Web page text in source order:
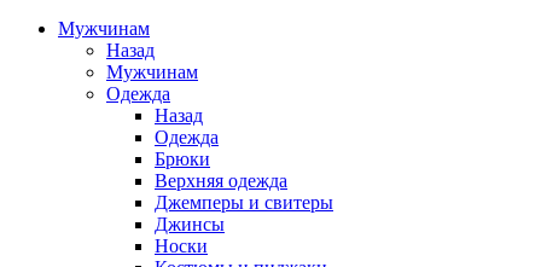
Мужчинам
Назад
Мужчинам
Одежда
Назад
Одежда
Брюки
Верхняя одежда
Джемперы и свитеры
Джинсы
Носки